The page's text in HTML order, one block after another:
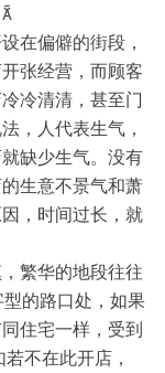
在偏僻的街段，
张经营，而顾客
冷清清，甚至门
，人代表生气，
缺少生气。没有
生意不景气和萧
，时间过长，就
繁华的地段往往
的路口处，如果
住宅一样，受到
不在此开店，